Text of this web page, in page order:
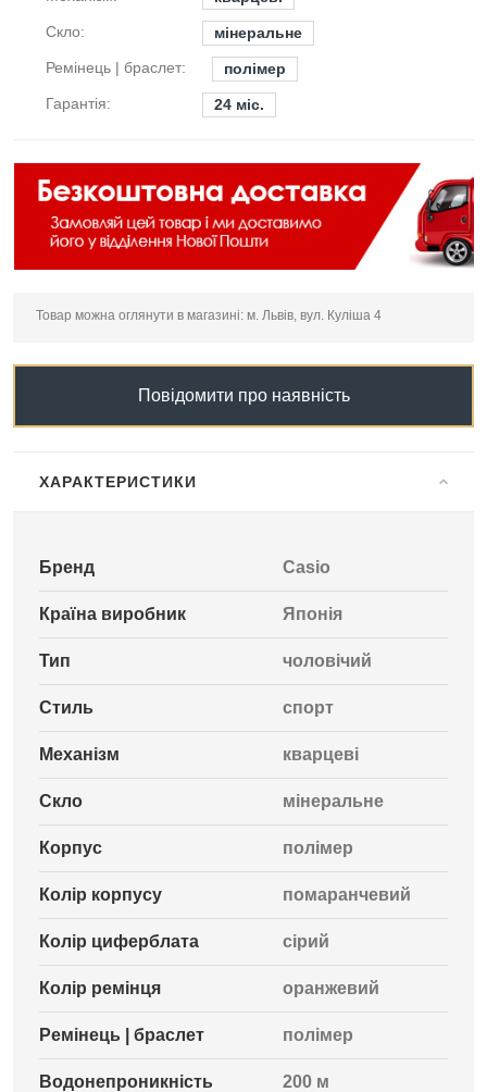
Скло:
мінеральне
Ремінець | браслет:
полімер
Гарантія:
24 міс.
Товар можна оглянути в магазині: м. Львів, вул. Куліша 4
Повідомити про наявність
ХАРАКТЕРИСТИКИ
Бренд Casio
Країна виробник Японія
Тип чоловічий
Стиль спорт
Механізм кварцеві
Скло мінеральне
Корпус полімер
Колір корпусу помаранчевий
Колір циферблата сірий
Колір ремінця оранжевий
Ремінець | браслет полімер
Водонепроникність 200 м